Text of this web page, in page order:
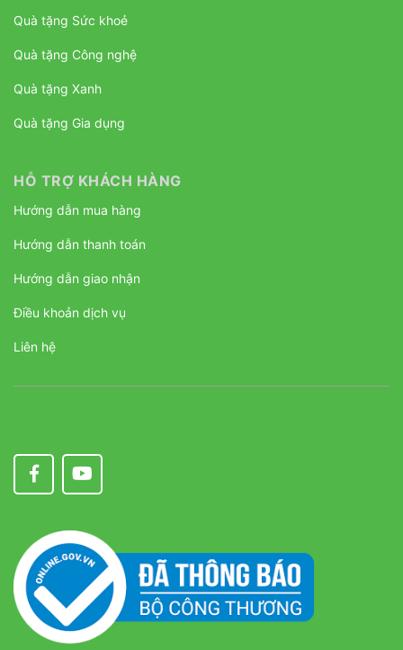
Quà tặng Sức khoẻ
Quà tặng Công nghệ
Quà tặng Xanh
Quà tặng Gia dụng
HỖ TRỢ KHÁCH HÀNG
Hướng dẫn mua hàng
Hướng dẫn thanh toán
Hướng dẫn giao nhận
Điều khoản dịch vụ
Liên hệ